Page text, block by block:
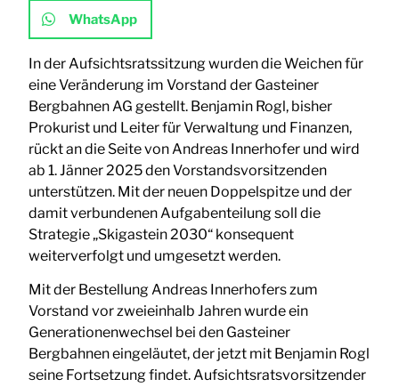
WhatsApp
In der Aufsichtsratssitzung wurden die Weichen für
eine Veränderung im Vorstand der Gasteiner
Bergbahnen AG gestellt. Benjamin Rogl, bisher
Prokurist und Leiter für Verwaltung und Finanzen,
rückt an die Seite von Andreas Innerhofer und wird
ab 1. Jänner 2025 den Vorstandsvorsitzenden
unterstützen. Mit der neuen Doppelspitze und der
damit verbundenen Aufgabenteilung soll die
Strategie „Skigastein 2030“ konsequent
weiterverfolgt und umgesetzt werden.
Mit der Bestellung Andreas Innerhofers zum
Vorstand vor zweieinhalb Jahren wurde ein
Generationenwechsel bei den Gasteiner
Bergbahnen eingeläutet, der jetzt mit Benjamin Rogl
seine Fortsetzung findet. Aufsichtsratsvorsitzender